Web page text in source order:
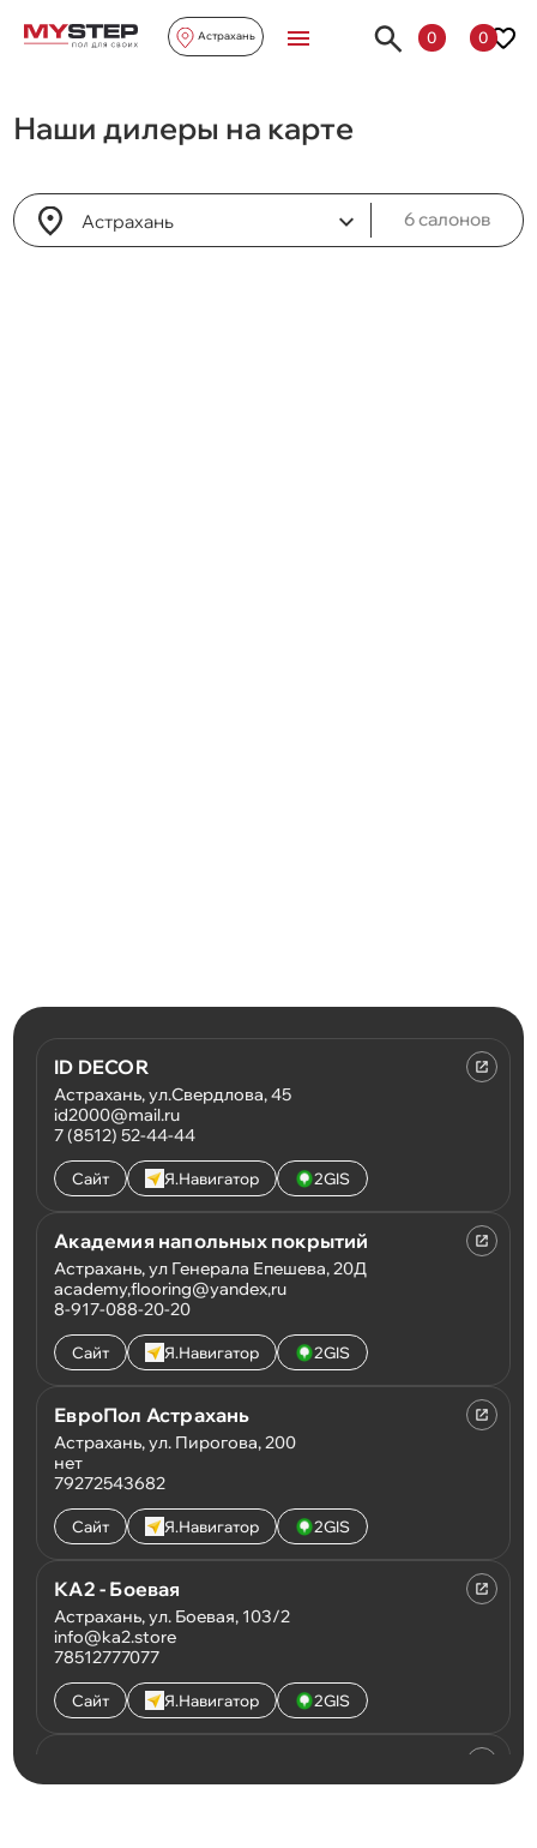
Астрахань 0 0
Наши дилеры на карте
Астрахань 6 салонов
ID DECOR
Астрахань, ул.Свердлова, 45
id2000@mail.ru
7 (8512) 52-44-44
Сайт Я.Навигатор 2GIS
Академия напольных покрытий
Астрахань, ул Генерала Епешева, 20Д
academy,flooring@yandex,ru
8-917-088-20-20
Сайт Я.Навигатор 2GIS
ЕвроПол Астрахань
Астрахань, ул. Пирогова, 200
нет
79272543682
Сайт Я.Навигатор 2GIS
КА2 - Боевая
Астрахань, ул. Боевая, 103/2
info@ka2.store
78512777077
Сайт Я.Навигатор 2GIS
Астрахань, ул. Латвийская, 33